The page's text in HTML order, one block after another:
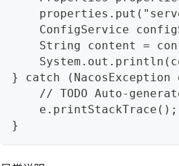
ConfigService
String content =
} catch
// TODO Auto-
    e.printStackTrace();
}